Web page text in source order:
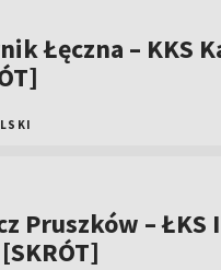
Łęczna – KKS
Pruszków – ŁKS